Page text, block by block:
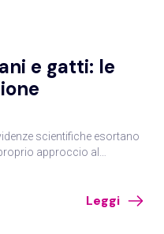
e gatti: le
scientifiche esortano
approccio al
sui suoi effetti collaterali.
Leggi